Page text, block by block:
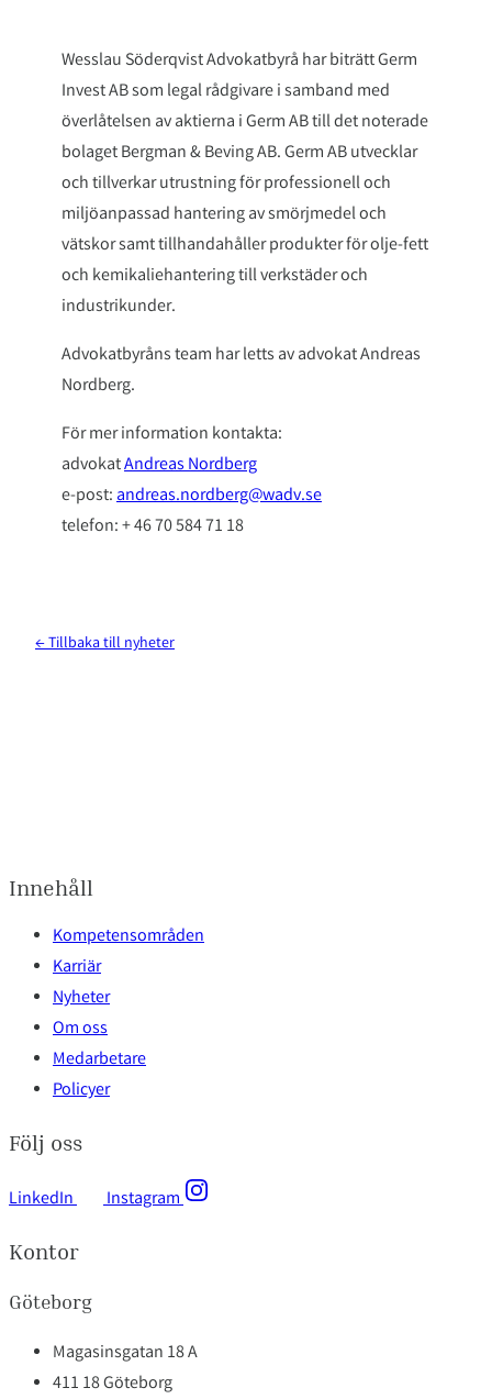
Wesslau Söderqvist Advokatbyrå har biträtt Germ
Invest AB som legal rådgivare i samband med
överlåtelsen av aktierna i Germ AB till det noterade
bolaget Bergman & Beving AB. Germ AB utvecklar
och tillverkar utrustning för professionell och
miljöanpassad hantering av smörjmedel och
vätskor samt tillhandahåller produkter för olje-fett
och kemikaliehantering till verkstäder och
industrikunder.
Advokatbyråns team har letts av advokat Andreas
Nordberg.
För mer information kontakta:
advokatAndreas Nordberg
e-post:andreas.nordberg@wadv.se
telefon: + 46 70 584 71 18
← Tillbaka till nyheter
Innehåll
Kompetensområden
Karriär
Nyheter
Om oss
Medarbetare
Policyer
Följ oss
LinkedIn Instagram
Kontor
Göteborg
Magasinsgatan 18 A
411 18 Göteborg